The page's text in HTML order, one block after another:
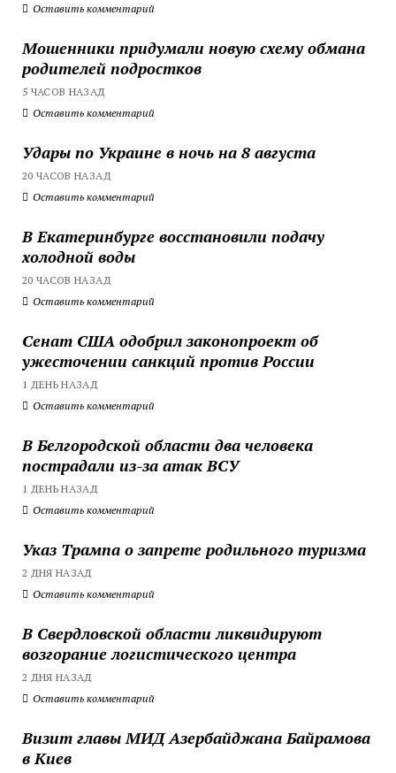
Оставить комментарий
Мошенники придумали новую схему обмана
родителей подростков
5 ЧАСОВ НАЗАД
Оставить комментарий
Удары по Украине в ночь на 8 августа
20 ЧАСОВ НАЗАД
Оставить комментарий
В Екатеринбурге восстановили подачу
холодной воды
20 ЧАСОВ НАЗАД
Оставить комментарий
Сенат США одобрил законопроект об
ужесточении санкций против России
1 ДЕНЬ НАЗАД
Оставить комментарий
В Белгородской области два человека
пострадали из-за атак ВСУ
1 ДЕНЬ НАЗАД
Оставить комментарий
Указ Трампа о запрете родильного туризма
2 ДНЯ НАЗАД
Оставить комментарий
В Свердловской области ликвидируют
возгорание логистического центра
2 ДНЯ НАЗАД
Оставить комментарий
Визит главы МИД Азербайджана Байрамова
в Киев